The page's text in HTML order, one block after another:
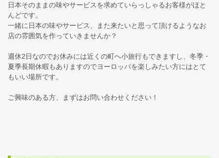
日本そのままの味やサービスを求めていらっしゃるお客様がほと
んどです。
一緒に日本の味やサービス、また来たいと思って頂けるようなお
店の雰囲気を作っていきませんか？
週休2日なのでお休みには近くの町へ小旅行もできますし、冬季・
夏季長期休暇もありますのでヨーロッパを楽しみたい方にはとて
もいい場所です。
ご興味のある方、まずはお問い合わせください！